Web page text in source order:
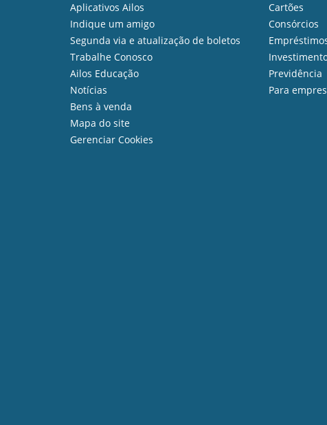
Aplicativos Ailos
Indique um amigo
Segunda via e atualização de boletos
Trabalhe Conosco
Ailos Educação
Notícias
Bens à venda
Mapa do site
Gerenciar Cookies
Cartões
Consórcios
Previdência
Para